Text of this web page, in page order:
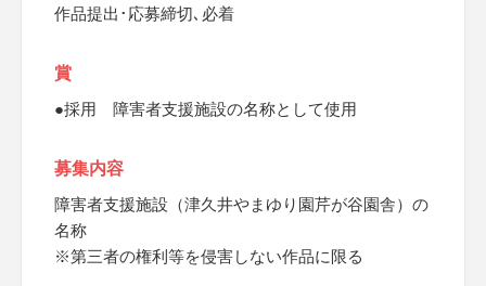
作品提出･応募締切､必着
賞
●採用 障害者支援施設の名称として使用
募集内容
障害者支援施設（津久井やまゆり園芹が谷園舎）の
名称
※第三者の権利等を侵害しない作品に限る